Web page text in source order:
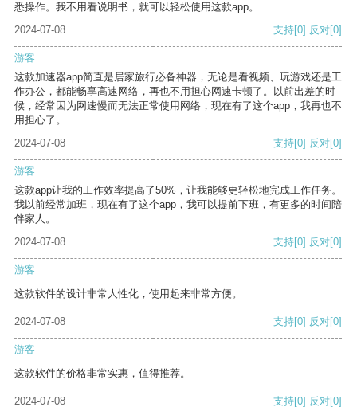
悉操作。我不用看说明书，就可以轻松使用这款app。
2024-07-08
支持[0] 反对[0]
游客
这款加速器app简直是居家旅行必备神器，无论是看视频、玩游戏还是工
作办公，都能畅享高速网络，再也不用担心网速卡顿了。以前出差的时
候，经常因为网速慢而无法正常使用网络，现在有了这个app，我再也不
用担心了。
2024-07-08
支持[0] 反对[0]
游客
这款app让我的工作效率提高了50%，让我能够更轻松地完成工作任务。
我以前经常加班，现在有了这个app，我可以提前下班，有更多的时间陪
伴家人。
2024-07-08
支持[0] 反对[0]
游客
这款软件的设计非常人性化，使用起来非常方便。
2024-07-08 支持[0] 反对[0]
游客
这款软件的价格非常实惠，值得推荐。
2024-07-08 支持[0] 反对[0]